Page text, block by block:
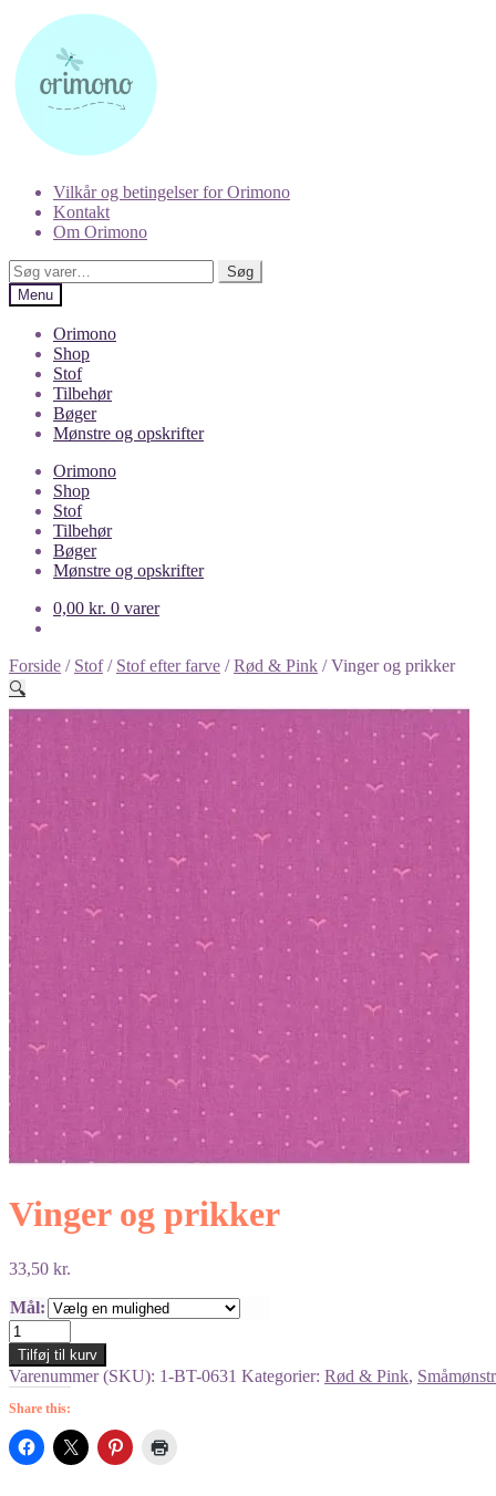
Spring
navigation
Spring
indhold
Vilkår og betingelser for Orimono
Kontakt
Om Orimono
Søg
efter:
Søg
Menu
Orimono
Shop
Stof
Tilbehør
Bøger
Mønstre og opskrifter
Orimono
Shop
Stof
Tilbehør
Bøger
Mønstre og opskrifter
0,00 kr. 0 varer
Forside / Stof/ Stof efter farve /Rød & Pink /Vinger og prikker
🔍
Vinger og prikker
33,50 kr.
Mål:
Vinger
og
prikker
antal
Tilføj til kurv
Varenummer (SKU): 1-BT-0631 Kategorier: Rød & Pink,
Share this: